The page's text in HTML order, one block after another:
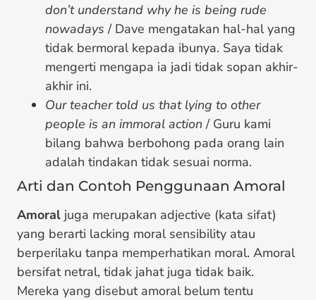
don’t understand why he is being rude
nowadays / Dave mengatakan hal-hal yang
tidak bermoral kepada ibunya. Saya tidak
mengerti mengapa ia jadi tidak sopan akhir-
akhir ini.
Our teacher told us that lying to other
people is an immoral action / Guru kami
bilang bahwa berbohong pada orang lain
adalah tindakan tidak sesuai norma.
Arti dan Contoh Penggunaan Amoral
Amoral juga merupakan adjective (kata sifat)
yang berarti lacking moral sensibility atau
berperilaku tanpa memperhatikan moral. Amoral
bersifat netral, tidak jahat juga tidak baik.
Mereka yang disebut amoral belum tentu